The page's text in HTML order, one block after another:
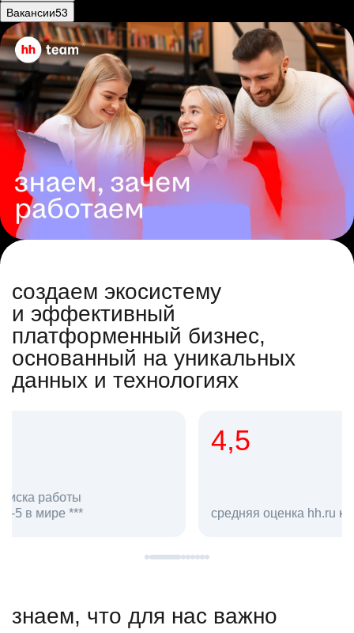
Вакансии53
создаем экосистему
и эффективный
платформенный бизнес,
основанный на уникальных
данных и технологиях
средняя оценка hh.ru как работодателя **
в hh.ru
знаем, что для нас важно